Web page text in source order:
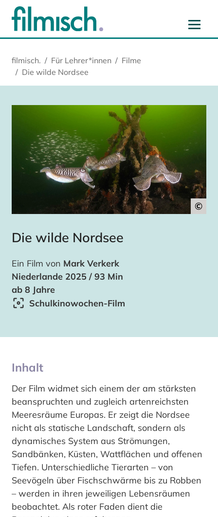
Hauptinhalt springen
Hauptnavigation springen
Cookie-Einstellungen springen
Startseite springen
filmisch. Für Lehrer*innen
Filme
Die wilde Nordsee
©
Die wilde Nordsee
Ein Film von Mark Verkerk
Niederlande 2025 / 93 Min
ab 8 Jahre
Schulkinowochen-Film
Inhalt
Der Film widmet sich einem der am stärksten
beanspruchten und zugleich artenreichsten
Meeresräume Europas. Er zeigt die Nordsee
nicht als statische Landschaft, sondern als
dynamisches System aus Strömungen,
Sandbänken, Küsten, Wattflächen und offenen
Tiefen. Unterschiedliche Tierarten – von
Seevögeln über Fischschwärme bis zu Robben
– werden in ihren jeweiligen Lebensräumen
beobachtet. Als roter Faden dient die